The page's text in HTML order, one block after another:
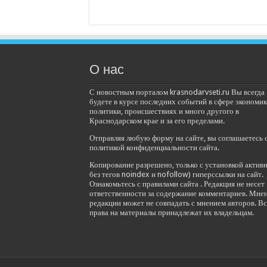
О нас
С новостным порталом krasnodarvseti.ru Вы всегда
будете в курсе последних событий в сфере
политики, происшествиях и много другого в
Краснодарском крае и за его пределами.
Отправляя любую форму на сайте, вы соглашаетесь
политикой конфиденциальности сайта.
Копирование разрешено, только с установкой
без тегов noindex и nofollow) гиперссылки на сайт.
Ознакомьтесь с правилами сайта . Редакция не несет
ответственности за содержание комментариев.
редакции может не совпадать с мнением авторов.
права на материалы принадлежат их владельцам.